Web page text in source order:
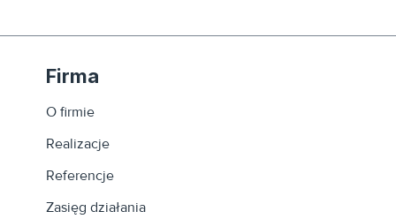
Firma
O firmie
Realizacje
Referencje
Zasięg działania